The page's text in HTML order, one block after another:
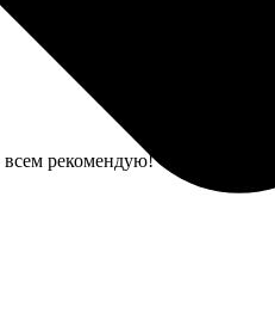
всем рекомендую!